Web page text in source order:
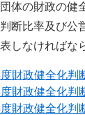
体の財政の健
断比率及び公
しなければな
財政健全化判
財政健全化判
財政健全化判